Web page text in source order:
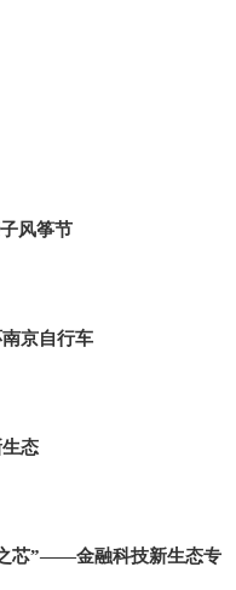
风筝节
京自行车
态
芯”——金融科技新生态专